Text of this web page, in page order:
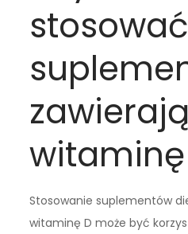
stosować
witaminę
Stosowanie suplementów
witaminę D może być